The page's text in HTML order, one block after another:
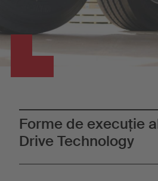
Forme de execuție
Drive Technology